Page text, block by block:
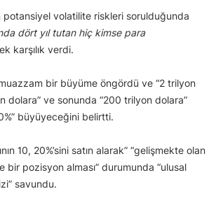
potansiyel volatilite riskleri sorulduğunda
dört yıl tutan hiç kimse para
karşılık verdi.
bir büyüme öngördü ve “2 trilyon
dolara” ve sonunda “200 trilyon dolara”
büyüyeceğini belirtti.
10, 20%’sini satın alarak” “gelişmekte olan
bir pozisyon alması” durumunda “ulusal
savundu.